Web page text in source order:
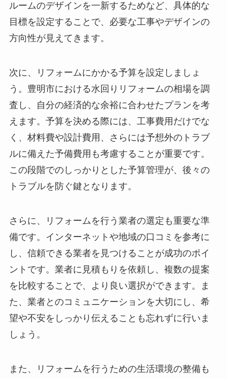
ルームのデザインを一新するためなど、具体的な
目標を設定することで、必要な工事やデザインの
方向性が見えてきます。
次に、リフォームにかかる予算を設定しましょ
う。豊明市における水回りリフォームの相場を調
査し、自分の経済的な余裕に合わせたプランを考
えます。予算を決める際には、工事費用だけでな
く、材料費や設計費用、さらには予想外のトラブ
ルに備えた予備費用も考慮することが重要です。
この段階でのしっかりとした予算管理が、後々の
トラブルを防ぐ鍵となります。
さらに、リフォームを行う業者の選定も重要な準
備です。インターネットや地域の口コミを参考に
し、信頼できる業者を見つけることが成功のポイ
ントです。業者に見積もりを依頼し、複数の提案
を比較することで、より良い選択ができます。ま
た、業者とのコミュニケーションを大切にし、希
望や不安をしっかり伝えることも忘れずに行いま
しょう。
また、リフォームを行うための生活環境の整備も